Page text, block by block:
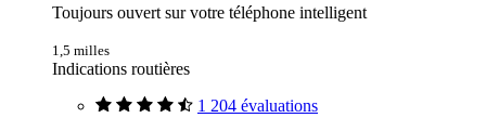
Toujours ouvert sur votre téléphone intelligent
1,5 milles
Indications routières
1 204 évaluations